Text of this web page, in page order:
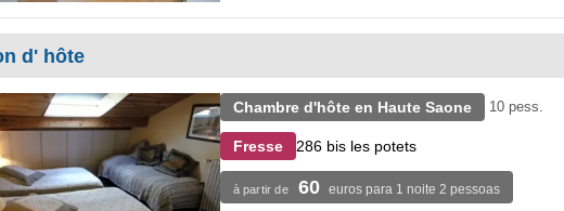
d' hôte
Chambre d'hôte en Haute Saone 10 pess.
Fresse 286 bis les potets
à partir de 60 euros para 1 noite 2 pessoas